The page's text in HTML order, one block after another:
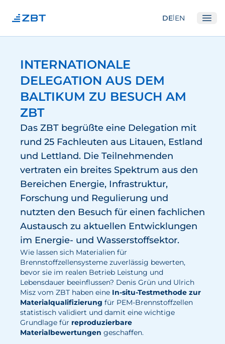
DE|EN
Über Uns
Abteilungen
Ausstattung
Gute Wissenschaftliche Praxis
Open Science und IP
Gremien
Forschung
Brennstoffzellen
Wasserstoff
Elektrolyse
Leistungen
Entwicklung
Herstellungsverfahren
Mess- und Prüfverfahren
INTERNATIONALE
DELEGATION AUS DEM
BALTIKUM ZU BESUCH AM
ZBT
Das ZBT begrüßte eine Delegation mit
rund 25 Fachleuten aus Litauen, Estland
und Lettland. Die Teilnehmenden
vertraten ein breites Spektrum aus den
Bereichen Energie, Infrastruktur,
Forschung und Regulierung und
nutzten den Besuch für einen fachlichen
Austausch zu aktuellen Entwicklungen
im Energie- und Wasserstoffsektor.
Wie lassen sich Materialien für
Brennstoffzellensysteme zuverlässig bewerten,
bevor sie im realen Betrieb Leistung und
Lebensdauer beeinflussen? Denis Grün und Ulrich
Misz vom ZBT haben eine In-situ-Testmethode zur
Materialqualifizierung für PEM-Brennstoffzellen
statistisch validiert und damit eine wichtige
Grundlage für reproduzierbare
Materialbewertungen geschaffen.